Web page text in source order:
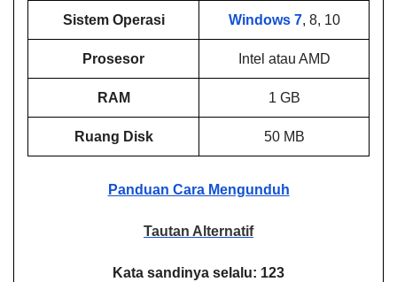
Sistem Operasi Windows 7, 8, 10
Prosesor Intel atau AMD
RAM 1 GB
Ruang Disk 50 MB
Panduan Cara Mengunduh
Tautan Alternatif
Kata sandinya selalu: 123